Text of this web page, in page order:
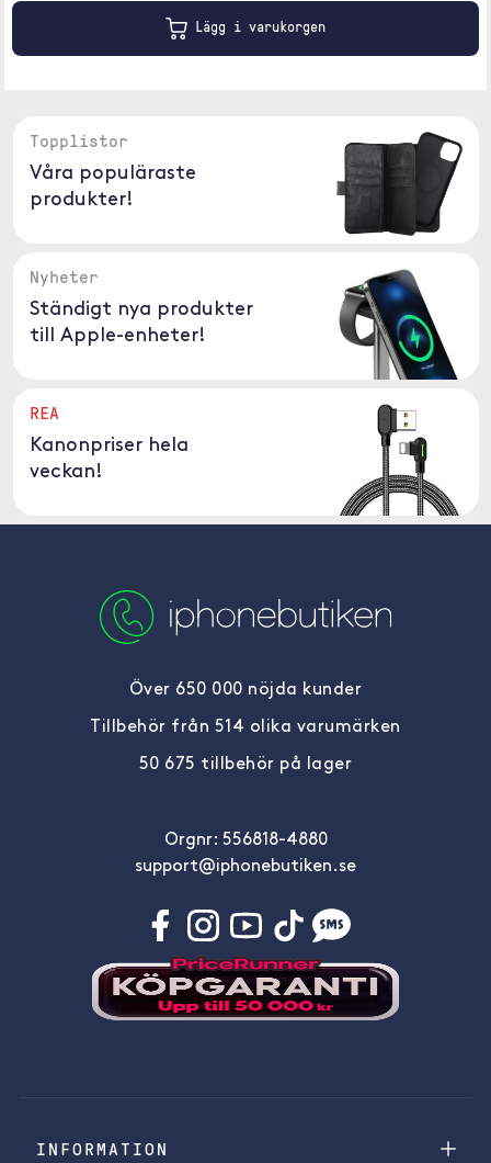
Lägg i varukorgen
Topplistor
Våra populäraste
produkter!
Nyheter
Ständigt nya produkter
till Apple-enheter!
REA
Kanonpriser hela
veckan!
Över 650 000 nöjda kunder
Tillbehör från 514 olika varumärken
50 675 tillbehör på lager
Orgnr: 556818-4880
support@iphonebutiken.se
INFORMATION